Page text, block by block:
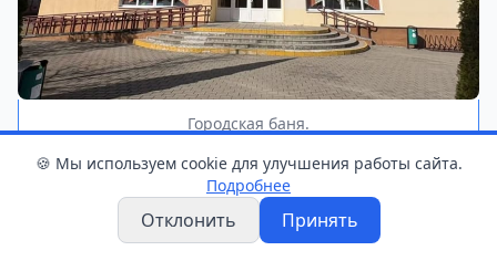
Городская баня.
сообщилив Слонимском ГУП ЖКХ,
🍪 Мы используем cookie для улучшения работы сайта.
Подробнее
Отклонить Принять